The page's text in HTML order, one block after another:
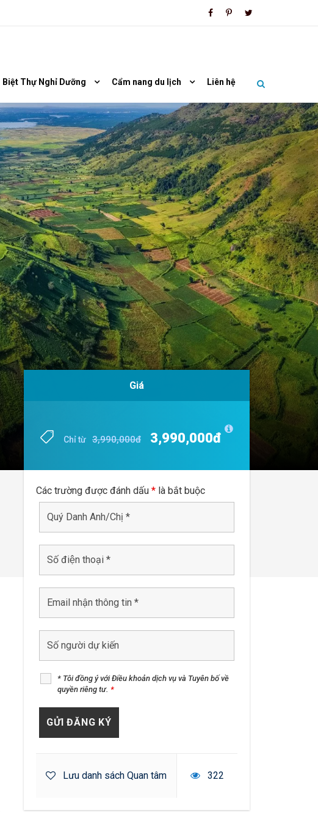
Biệt Thự Nghỉ Dưỡng Cẩm nang du lịch Liên hệ
Giá
Chỉ từ 3,990,000đ 3,990,000đ
Giá
Chỉ từ 3,990,000đ 3,990,000đ
Các trường được đánh dấu * là bắt buộc
* Tôi đồng ý với Điều khoản dịch vụ và Tuyên bố về
quyền riêng tư. *
Lưu danh sách Quan tâm 322